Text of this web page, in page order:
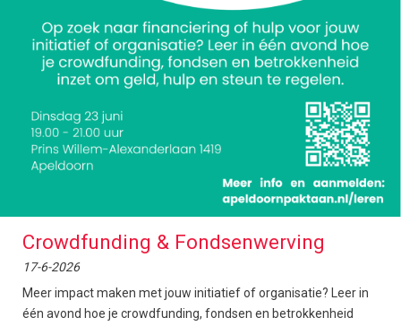
Crowdfunding & Fondsenwerving
17-6-2026
Meer impact maken met jouw initiatief of organisatie? Leer in
één avond hoe je crowdfunding, fondsen en betrokkenheid